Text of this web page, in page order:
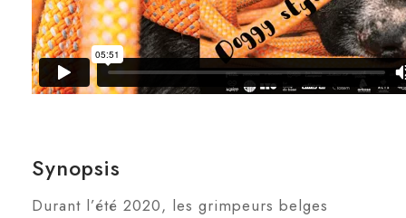
Synopsis
Durant l’été 2020, les grimpeurs belges